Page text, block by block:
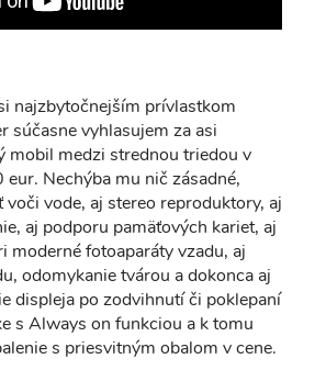
najzbytočnejším prívlastkom
súčasne vyhlasujem za asi
mobil medzi strednou triedou v
Nechýba mu nič zásadné,
vode, aj stereo reproduktory, aj
aj podporu pamäťových kariet, aj
moderné fotoaparáty vzadu, aj
odomykanie tvárou a dokonca aj
displeja po zodvihnutí či poklepaní
s Always on funkciou a k tomu
s priesvitným obalom v cene.